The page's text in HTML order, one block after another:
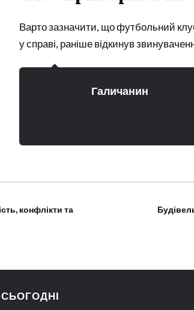
Варто зазначити, що футбольний
у справі, раніше відкинув
Галичанин
конфлікти та